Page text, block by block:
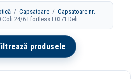
/Capsatoare /Capsatoare nr.
24/6 Efortless E0371 Deli
produsele